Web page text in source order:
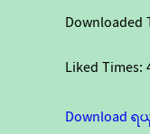
Downloaded
Liked Times:
Download